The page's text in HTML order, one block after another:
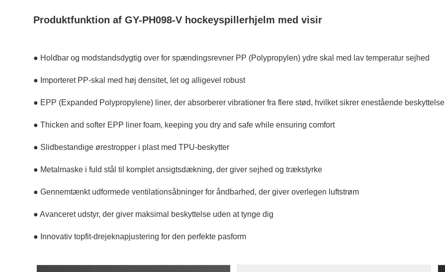
Produktfunktion af GY-PH098-V hockeyspillerhjelm med visir
● Holdbar og modstandsdygtig over for spændingsrevner PP (Polypropylen) ydre skal med lav temperatur sejhed
● Importeret PP-skal med høj densitet, let og alligevel robust
● EPP (Expanded Polypropylene) liner, der absorberer vibrationer fra flere stød, hvilket sikrer enestående beskyttelse
● Thicken and softer EPP liner foam, keeping you dry and safe while ensuring comfort
● Slidbestandige ørestropper i plast med TPU-beskytter
● Metalmaske i fuld stål til komplet ansigtsdækning, der giver sejhed og trækstyrke
● Gennemtænkt udformede ventilationsåbninger for åndbarhed, der giver overlegen luftstrøm
● Avanceret udstyr, der giver maksimal beskyttelse uden at tynge dig
● Innovativ topfit-drejeknapjustering for den perfekte pasform